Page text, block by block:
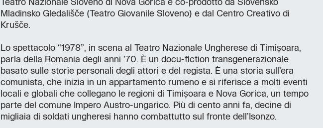
Teatro Nazionale Sloveno di Nova Gorica e co-prodotto da Slovensko
Mladinsko Gledališče (Teatro Giovanile Sloveno) e dal Centro Creativo di
Krušče.
Lo spettacolo “1978”, in scena al Teatro Nazionale Ungherese di Timișoara,
parla della Romania degli anni ’70. È un docu-fiction transgenerazionale
basato sulle storie personali degli attori e del regista. È una storia sull’era
comunista, che inizia in un appartamento rumeno e si riferisce a molti eventi
locali e globali che collegano le regioni di Timișoara e Nova Gorica, un tempo
parte del comune Impero Austro-ungarico. Più di cento anni fa, decine di
migliaia di soldati ungheresi hanno combattutto sul fronte dell’Isonzo.